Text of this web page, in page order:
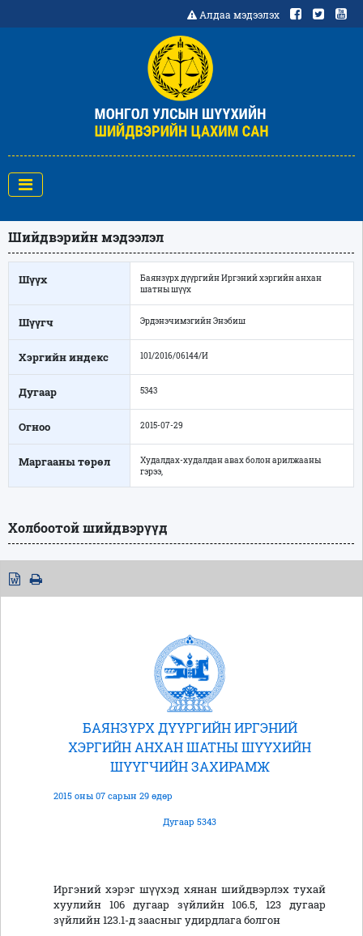
Алдаа мэдээлэх
Шийдвэрийн мэдээлэл
Шүүх
Баянзүрх дүүргийн Иргэний хэргийн анхан
шатны шүүх
Шүүгч Эрдэнэчимэгийн Энэбиш
Хэргийн индекс 101/2016/06144/И
Дугаар 5343
Огноо 2015-07-29
Маргааны төрөл
Худалдах-худалдан авах болон арилжааны
гэрээ,
Холбоотой шийдвэрүүд
БАЯНЗҮРХ ДҮҮРГИЙН ИРГЭНИЙ
ХЭРГИЙН АНХАН ШАТНЫ ШҮҮХИЙН
ШҮҮГЧИЙН ЗАХИРАМЖ
2015 оны 07 сарын 29 өдөр
Дугаар 5343
Иргэний хэрэг шүүхэд хянан шийдвэрлэх тухай
хуулийн 106 дугаар зүйлийн 106.5, 123 дугаар
зүйлийн 123.1-д заасныг удирдлага болгон